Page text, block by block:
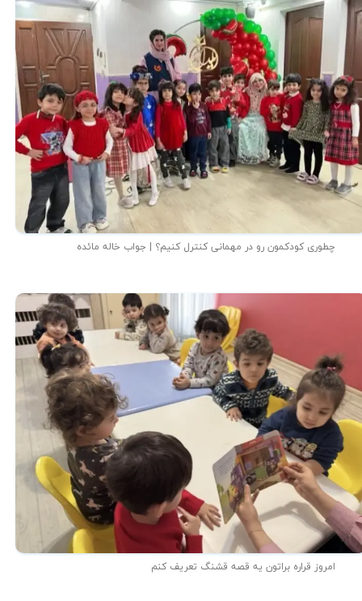
چطوری کودکمون رو در مهمانی کنترل کنیم؟ | جواب خاله مائده
امروز قراره براتون یه قصه قشنگ تعریف کنم